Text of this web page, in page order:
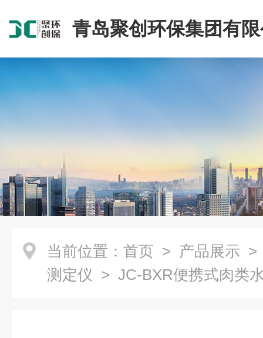
青岛聚创环保集团有
当前位置： 首页 > 产品展示
测定仪 > JC-BXR便携式肉类